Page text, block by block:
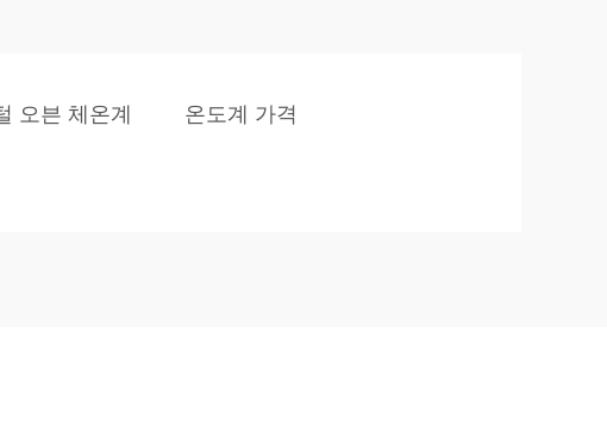
오븐 체온계 온도계 가격